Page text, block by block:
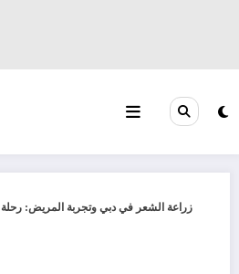
زراعة الشعر في دبي وتجربة المريض: رحلة